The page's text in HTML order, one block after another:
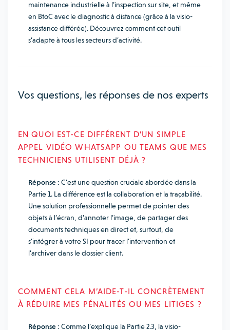
maintenance industrielle à l’inspection sur site, et même
en BtoC avec le diagnostic à distance (grâce à la visio-
assistance différée). Découvrez comment cet outil
s’adapte à tous les secteurs d’activité.
Vos questions, les réponses de nos experts
EN QUOI EST-CE DIFFÉRENT D’UN SIMPLE
APPEL VIDÉO WHATSAPP OU TEAMS QUE MES
TECHNICIENS UTILISENT DÉJÀ ?
Réponse : C’est une question cruciale abordée dans la
Partie 1. La différence est la collaboration et la traçabilité.
Une solution professionnelle permet de pointer des
objets à l’écran, d’annoter l’image, de partager des
documents techniques en direct et, surtout, de
s’intégrer à votre SI pour tracer l’intervention et
l’archiver dans le dossier client.
COMMENT CELA M’AIDE-T-IL CONCRÈTEMENT
À RÉDUIRE MES PÉNALITÉS OU MES LITIGES ?
Réponse : Comme l’explique la Partie 2.3, la visio-